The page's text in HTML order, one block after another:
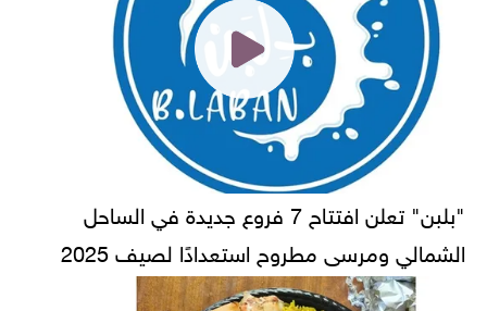
"بلبن" تعلن افتتاح 7 فروع جديدة في الساحل
الشمالي ومرسى مطروح استعدادًا لصيف 2025